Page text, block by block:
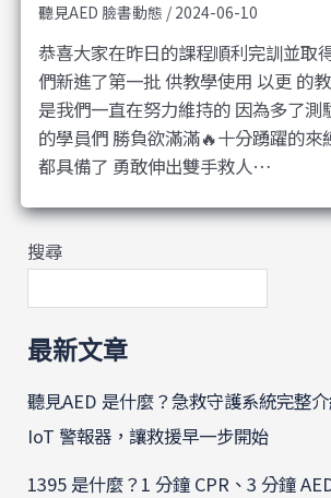
聽見AED 臉書動態 / 2024-06-10
恭喜大家在昨日的課程順利完訓並取
們新進了第一批 供教學使用 以更 的
是我們一直在努力維持的 因為多了測
的學員們 勝負欲滿滿🔥十分踴躍的來
都具備了 勇敢伸出雙手救人…
搜尋
最新文章
聽見AED 是什麼？急救守護系統完整
IoT 警報器，讓救援早一步開始
1395 是什麼？1 分鐘 CPR、3 分鐘